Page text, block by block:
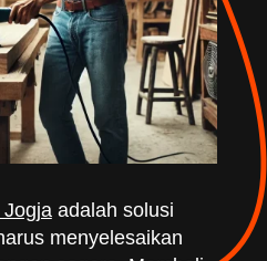
adalah solusi
menyelesaikan